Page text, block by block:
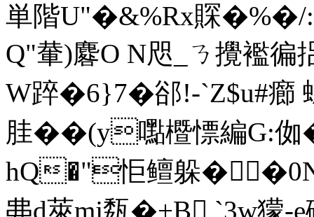
単階U"�&%Rx賝�%�/
Q"輂)麔O N咫_ㄋ攪襤徧
W踤�6}7�郤!-`Z$u#癤
胿��(y嚸櫭慓編G:
hQ�"怇鳣躲� �0N嫠
丳d萊mj瓾�+B,`3w獴-